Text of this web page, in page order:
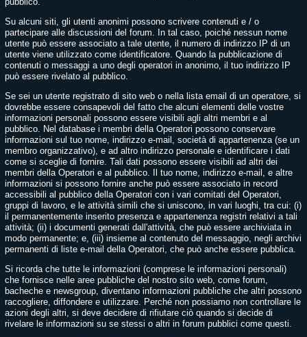
Su alcuni siti, gli utenti anonimi possono scrivere contenuti e / o
partecipare alle discussioni del forum. In tal caso, poiché nessun nome
utente può essere associato a tale utente, il numero di indirizzo IP di un
utente viene utilizzato come identificatore. Quando la pubblicazione di
contenuti o messaggi a uno degli operatori in anonimo, il tuo indirizzo IP
può essere rivelato al pubblico.
Se sei un utente registrato di sito web o nella lista email di un operatore, si
dovrebbe essere consapevoli del fatto che alcuni elementi delle vostre
informazioni personali possono essere visibili agli altri membri e al
pubblico. Nel database i membri della Operatori possono conservare
informazioni sul tuo nome, indirizzo e-mail, società di appartenenza (se un
membro organizzativo), e ad altro indirizzo personale e identificare i dati
come si sceglie di fornire. Tali dati possono essere visibili ad altri dei
membri della Operatori e al pubblico. Il tuo nome, indirizzo e-mail, e altre
informazioni si possono fornire anche può essere associato in record
accessibili al pubblico della Operatori con i vari comitati del Operatori,
gruppi di lavoro, e le attività simili che si uniscono, in vari luoghi, tra cui: (i)
il permanentemente inserito presenza e appartenenza registri relativi a tali
attività; (ii) i documenti generati dall'attività, che può essere archiviata in
modo permanente; e, (iii) insieme al contenuto del messaggio, negli archivi
permanenti di liste e-mail della Operatori, che può anche essere pubblica.
Si ricorda che tutte le informazioni (comprese le informazioni personali)
che fornisce nelle aree pubbliche del nostro sito web, come forum,
bacheche e newsgroup, diventano informazioni pubbliche che altri possono
raccogliere, diffondere e utilizzare. Perché non possiamo non controllare le
azioni degli altri, si deve decidere di rifiutare ciò quando si decide di
rivelare le informazioni su se stessi o altri in forum pubblici come questi.